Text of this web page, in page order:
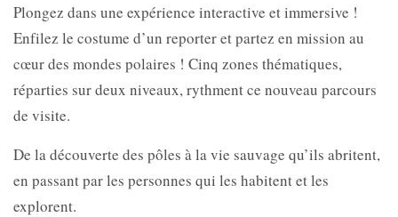
Plongez dans une expérience interactive et immersive !
Enfilez le costume d’un reporter et partez en mission au
cœur des mondes polaires ! Cinq zones thématiques,
réparties sur deux niveaux, rythment ce nouveau parcours
de visite.
De la découverte des pôles à la vie sauvage qu’ils abritent,
en passant par les personnes qui les habitent et les
explorent.